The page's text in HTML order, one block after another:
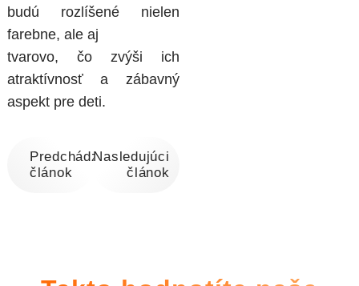
budú rozlíšené nielen
farebne, ale aj
tvarovo, čo zvýši ich
atraktívnosť a zábavný
aspekt pre deti.
Predchádzajúci
článok
Nasledujúci
článok